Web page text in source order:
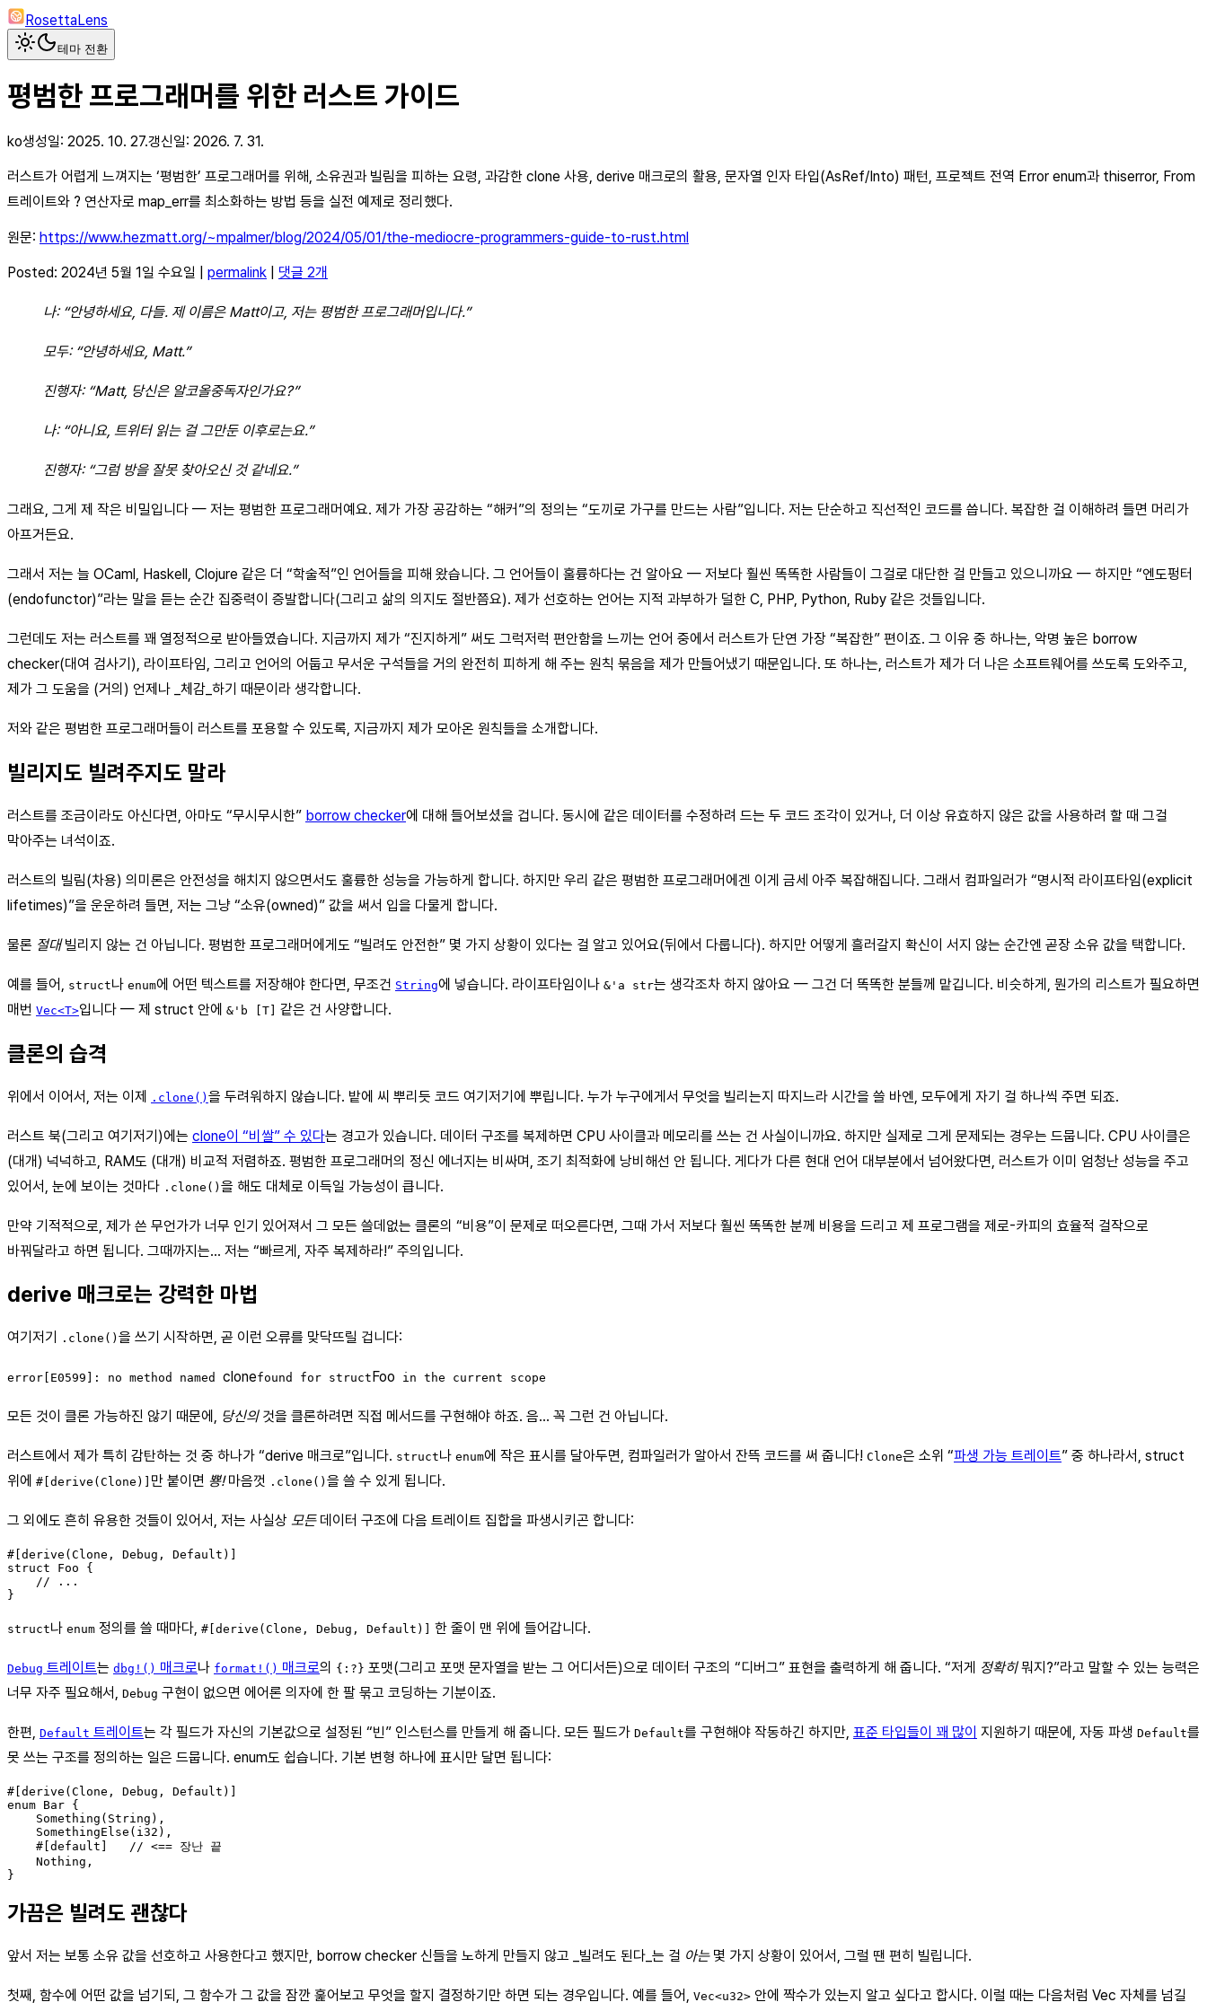
RosettaLens
테마 전환
평범한 프로그래머를 위한 러스트 가이드
ko생성일: 2025. 10. 27.갱신일: 2026. 7. 31.
러스트가 어렵게 느껴지는 ‘평범한’ 프로그래머를 위해, 소유권과 빌림을 피하는 요령, 과감한 clone 사용, derive 매크로의 활용, 문자열 인자 타입(AsRef/Into) 패턴, 프로젝트 전역 Error enum과 thiserror, From
트레이트와 ? 연산자로 map_err를 최소화하는 방법 등을 실전 예제로 정리했다.
원문: https://www.hezmatt.org/~mpalmer/blog/2024/05/01/the-mediocre-programmers-guide-to-rust.html
Posted: 2024년 5월 1일 수요일 | permalink 댓글 2개
나: “안녕하세요, 다들. 제 이름은 Matt이고, 저는 평범한 프로그래머입니다.”
모두: “안녕하세요, Matt.”
진행자: “Matt, 당신은 알코올중독자인가요?”
나: “아니요, 트위터 읽는 걸 그만둔 이후로는요.”
진행자: “그럼 방을 잘못 찾아오신 것 같네요.”
그래요, 그게 제 작은 비밀입니다 — 저는 평범한 프로그래머예요. 제가 가장 공감하는 “해커”의 정의는 “도끼로 가구를 만드는 사람”입니다. 저는 단순하고 직선적인 코드를 씁니다. 복잡한 걸 이해하려 들면 머리가
아프거든요.
그래서 저는 늘 OCaml, Haskell, Clojure 같은 더 “학술적”인 언어들을 피해 왔습니다. 그 언어들이 훌륭하다는 건 알아요 — 저보다 훨씬 똑똑한 사람들이 그걸로 대단한 걸 만들고 있으니까요 — 하지만 “엔도펑터
(endofunctor)”라는 말을 듣는 순간 집중력이 증발합니다(그리고 삶의 의지도 절반쯤요). 제가 선호하는 언어는 지적 과부하가 덜한 C, PHP, Python, Ruby 같은 것들입니다.
그런데도 저는 러스트를 꽤 열정적으로 받아들였습니다. 지금까지 제가 “진지하게” 써도 그럭저럭 편안함을 느끼는 언어 중에서 러스트가 단연 가장 “복잡한” 편이죠. 그 이유 중 하나는, 악명 높은 borrow
checker(대여 검사기), 라이프타임, 그리고 언어의 어둡고 무서운 구석들을 거의 완전히 피하게 해 주는 원칙 묶음을 제가 만들어냈기 때문입니다. 또 하나는, 러스트가 제가 더 나은 소프트웨어를 쓰도록 도와주고,
제가 그 도움을 (거의) 언제나 _체감_하기 때문이라 생각합니다.
저와 같은 평범한 프로그래머들이 러스트를 포용할 수 있도록, 지금까지 제가 모아온 원칙들을 소개합니다.
빌리지도 빌려주지도 말라
러스트를 조금이라도 아신다면, 아마도 “무시무시한” borrow checker에 대해 들어보셨을 겁니다. 동시에 같은 데이터를 수정하려 드는 두 코드 조각이 있거나, 더 이상 유효하지 않은 값을 사용하려 할 때 그걸
막아주는 녀석이죠.
러스트의 빌림(차용) 의미론은 안전성을 해치지 않으면서도 훌륭한 성능을 가능하게 합니다. 하지만 우리 같은 평범한 프로그래머에겐 이게 금세 아주 복잡해집니다. 그래서 컴파일러가 “명시적 라이프타임(explicit
lifetimes)”을 운운하려 들면, 저는 그냥 “소유(owned)” 값을 써서 입을 다물게 합니다.
물론 절대빌리지 않는 건 아닙니다. 평범한 프로그래머에게도 “빌려도 안전한” 몇 가지 상황이 있다는 걸 알고 있어요(뒤에서 다룹니다). 하지만 어떻게 흘러갈지 확신이 서지 않는 순간엔 곧장 소유 값을 택합니다.
예를 들어, struct나 enum에 어떤 텍스트를 저장해야 한다면, 무조건 String에 넣습니다. 라이프타임이나 &'a str는 생각조차 하지 않아요 — 그건 더 똑똑한 분들께 맡깁니다. 비슷하게, 뭔가의 리스트가 필요하면
매번 Vec<T>입니다 — 제 struct 안에 &'b [T] 같은 건 사양합니다.
클론의 습격
위에서 이어서, 저는 이제 .clone() 을 두려워하지 않습니다. 밭에 씨 뿌리듯 코드 여기저기에 뿌립니다. 누가 누구에게서 무엇을 빌리는지 따지느라 시간을 쓸 바엔, 모두에게 자기 걸 하나씩 주면 되죠.
러스트 북(그리고 여기저기)에는 clone이 “비쌀” 수 있다는 경고가 있습니다. 데이터 구조를 복제하면 CPU 사이클과 메모리를 쓰는 건 사실이니까요. 하지만 실제로 그게 문제되는 경우는 드뭅니다. CPU 사이클은
(대개) 넉넉하고, RAM도 (대개) 비교적 저렴하죠. 평범한 프로그래머의 정신 에너지는 비싸며, 조기 최적화에 낭비해선 안 됩니다. 게다가 다른 현대 언어 대부분에서 넘어왔다면, 러스트가 이미 엄청난 성능을 주고
있어서, 눈에 보이는 것마다 .clone() 을 해도 대체로 이득일 가능성이 큽니다.
만약 기적적으로, 제가 쓴 무언가가 너무 인기 있어져서 그 모든 쓸데없는 클론의 “비용”이 문제로 떠오른다면, 그때 가서 저보다 훨씬 똑똑한 분께 비용을 드리고 제 프로그램을 제로-카피의 효율적 걸작으로
바꿔달라고 하면 됩니다. 그때까지는… 저는 “빠르게, 자주 복제하라!” 주의입니다.
derive 매크로는 강력한 마법
여기저기 .clone() 을 쓰기 시작하면, 곧 이런 오류를 맞닥뜨릴 겁니다:
error[E0599]: no method named clonefound for struct Foo in the current scope
모든 것이 클론 가능하진 않기 때문에, 당신의것을 클론하려면 직접 메서드를 구현해야 하죠. 음… 꼭 그런 건 아닙니다.
러스트에서 제가 특히 감탄하는 것 중 하나가 “derive 매크로”입니다. struct나 enum에 작은 표시를 달아두면, 컴파일러가 알아서 잔뜩 코드를 써 줍니다! Clone은 소위 “파생 가능 트레이트” 중 하나라서, struct
위에 #[derive(Clone)] 만 붙이면 뿅!마음껏 .clone() 을 쓸 수 있게 됩니다.
그 외에도 흔히 유용한 것들이 있어서, 저는 사실상 모든데이터 구조에 다음 트레이트 집합을 파생시키곤 합니다:
#[derive(Clone, Debug, Default)]
struct Foo {
    // ...
struct나 enum 정의를 쓸 때마다, #[derive(Clone, Debug, Default)] 한 줄이 맨 위에 들어갑니다.
Debug 트레이트는 dbg!() 매크로나 format!() 매크로의 {:?} 포맷(그리고 포맷 문자열을 받는 그 어디서든)으로 데이터 구조의 “디버그” 표현을 출력하게 해 줍니다. “저게 정확히뭐지?”라고 말할 수 있는 능력은
너무 자주 필요해서, Debug 구현이 없으면 에어론 의자에 한 팔 묶고 코딩하는 기분이죠.
한편, Default 트레이트는 각 필드가 자신의 기본값으로 설정된 “빈” 인스턴스를 만들게 해 줍니다. 모든 필드가 Default를 구현해야 작동하긴 하지만, 표준 타입들이 꽤 많이 지원하기 때문에, 자동 파생 Default를
못 쓰는 구조를 정의하는 일은 드뭅니다. enum도 쉽습니다. 기본 변형 하나에 표시만 달면 됩니다:
#[derive(Clone, Debug, Default)]
enum Bar {
    Something(String),
    SomethingElse(i32),
    #[default]   // <== 장난 끝
    Nothing,
가끔은 빌려도 괜찮다
앞서 저는 보통 소유 값을 선호하고 사용한다고 했지만, borrow checker 신들을 노하게 만들지 않고 _빌려도 된다_는 걸 아는몇 가지 상황이 있어서, 그럴 땐 편히 빌립니다.
첫째, 함수에 어떤 값을 넘기되, 그 함수가 그 값을 잠깐 훑어보고 무엇을 할지 결정하기만 하면 되는 경우입니다. 예를 들어, Vec<u32> 안에 짝수가 있는지 알고 싶다고 합시다. 이럴 때는 다음처럼 Vec 자체를 넘길